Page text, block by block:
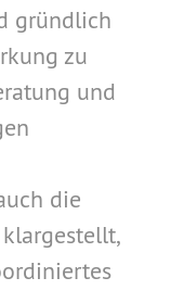
gründlich
zu
und
die